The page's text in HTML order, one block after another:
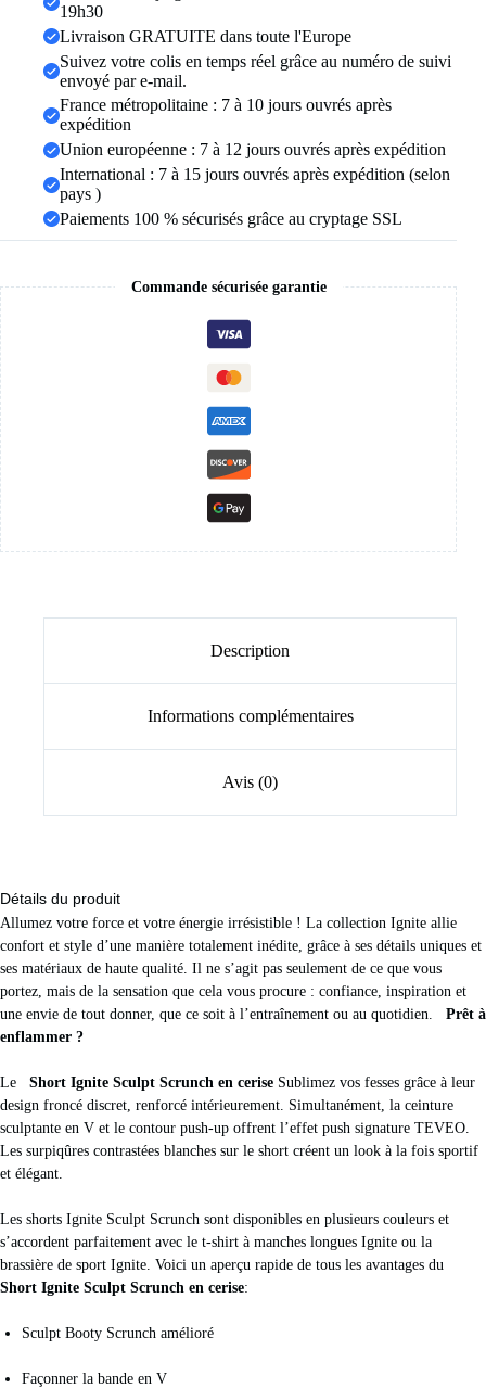
19h30
Livraison GRATUITE dans toute l'Europe
Suivez votre colis en temps réel grâce au numéro de suivi
envoyé par e-mail.
France métropolitaine : 7 à 10 jours ouvrés après
expédition
Union européenne : 7 à 12 jours ouvrés après expédition
International : 7 à 15 jours ouvrés après expédition (selon
pays )
Paiements 100 % sécurisés grâce au cryptage SSL
Commande sécurisée garantie
Description
Informations complémentaires
Avis (0)
Détails du produit
Allumez votre force et votre énergie irrésistible ! La collection Ignite allie
confort et style d’une manière totalement inédite, grâce à ses détails uniques et
ses matériaux de haute qualité. Il ne s’agit pas seulement de ce que vous
portez, mais de la sensation que cela vous procure : confiance, inspiration et
une envie de tout donner, que ce soit à l’entraînement ou au quotidien.
Prêt à
enflammer ?
Le Short Ignite Sculpt Scrunch en cerise Sublimez vos fesses grâce à leur
design froncé discret, renforcé intérieurement. Simultanément, la ceinture
sculptante en V et le contour push-up offrent l’effet push signature TEVEO.
Les surpiqûres contrastées blanches sur le short créent un look à la fois sportif
et élégant.
Les shorts Ignite Sculpt Scrunch sont disponibles en plusieurs couleurs et
s’accordent parfaitement avec le t-shirt à manches longues Ignite ou la
brassière de sport Ignite. Voici un aperçu rapide de tous les avantages du
Short Ignite Sculpt Scrunch en cerise:
Sculpt Booty Scrunch amélioré
Façonner la bande en V